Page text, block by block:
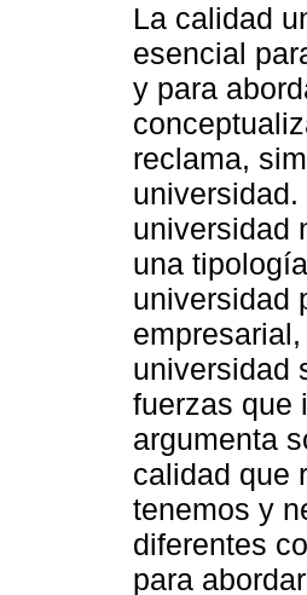
La calidad
esencial
y para
reclama,
universidad
una
universidad
universidad
fuerzas que
argumenta
calidad que
tenemos y
diferentes
para